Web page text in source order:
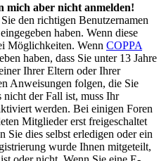
mich aber nicht anmelden!
den richtigen Benutzernamen
haben. Wenn diese
Möglichkeiten. Wenn COPPA
haben, dass Sie unter 13 Jahre
Ihrer Eltern oder Ihrer
Anweisungen folgen, die Sie
nicht der Fall ist, muss Ihr
werden. Bei einigen Foren
Mitglieder erst freigeschaltet
Sie dies selbst erledigen oder ein
wurde Ihnen mitgeteilt,